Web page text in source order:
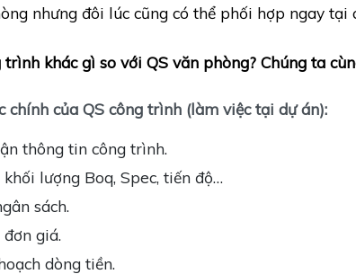
nhưng đôi lúc cũng có thể phối hợp ngay tại
trình khác gì so với QS văn phòng? Chúng ta
chính của QS công trình (làm việc tại dự án):
thông tin công trình.
lượng Boq, Spec, tiến độ…
sách.
giá.
dòng tiền.